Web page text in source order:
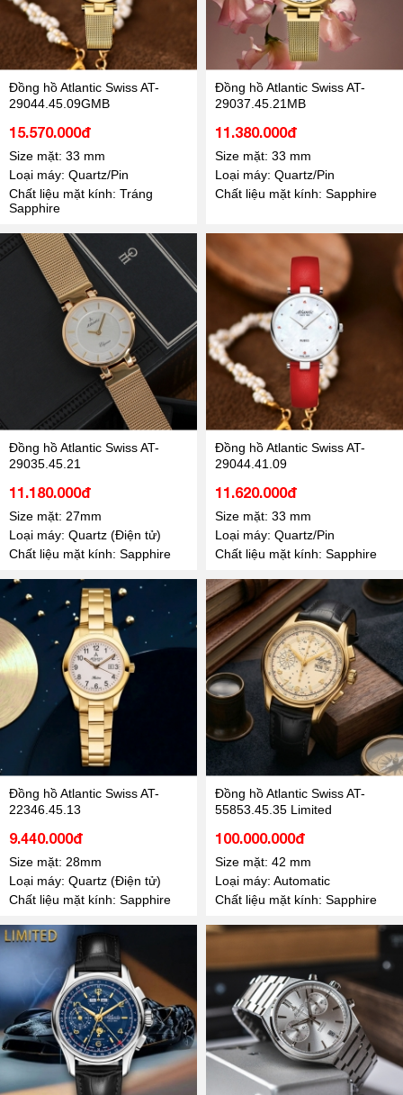
Đồng hồ Atlantic Swiss AT-
29044.45.09GMB
15.570.000đ
Size mặt: 33 mm
Loại máy: Quartz/Pin
Chất liệu mặt kính: Tráng
Sapphire
Đồng hồ Atlantic Swiss AT-
29037.45.21MB
11.380.000đ
Size mặt: 33 mm
Loại máy: Quartz/Pin
Chất liệu mặt kính: Sapphire
Đồng hồ Atlantic Swiss AT-
29035.45.21
11.180.000đ
Size mặt: 27mm
Loại máy: Quartz (Điện tử)
Chất liệu mặt kính: Sapphire
Đồng hồ Atlantic Swiss AT-
29044.41.09
11.620.000đ
Size mặt: 33 mm
Loại máy: Quartz/Pin
Chất liệu mặt kính: Sapphire
Đồng hồ Atlantic Swiss AT-
22346.45.13
9.440.000đ
Size mặt: 28mm
Loại máy: Quartz (Điện tử)
Chất liệu mặt kính: Sapphire
Đồng hồ Atlantic Swiss AT-
55853.45.35 Limited
100.000.000đ
Size mặt: 42 mm
Loại máy: Automatic
Chất liệu mặt kính: Sapphire